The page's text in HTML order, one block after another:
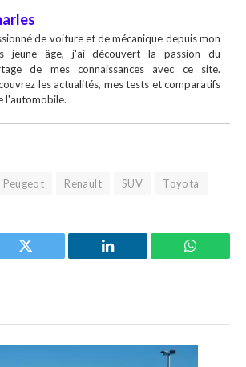
de voiture et de mécanique depuis mon
jeune âge, j'ai découvert la passion du
de mes connaissances avec ce site.
les actualités, mes tests et comparatifs
l'automobile.
Peugeot Renault SUV Toyota
Twitter LinkedIn